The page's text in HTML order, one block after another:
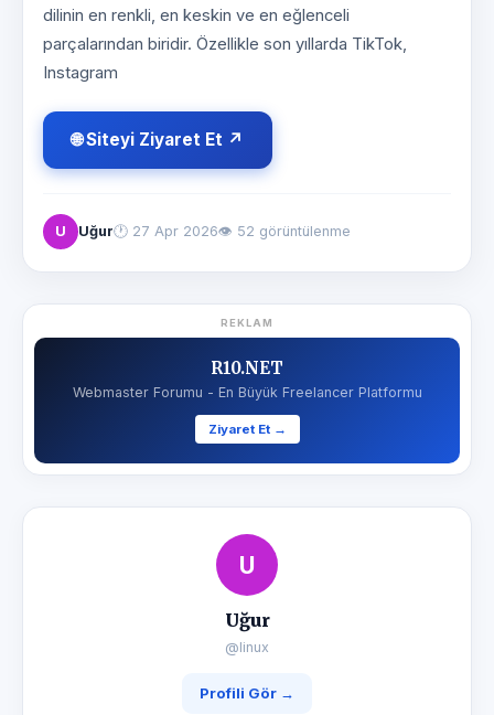
dilinin en renkli, en keskin ve en eğlenceli
parçalarından biridir. Özellikle son yıllarda TikTok,
Instagram
🌐 Siteyi Ziyaret Et ↗
U Uğur🕐 27 Apr 2026👁 52 görüntülenme
REKLAM
R10.NET
Webmaster Forumu - En Büyük Freelancer Platformu
Ziyaret Et →
U
Uğur
@linux
Profili Gör →